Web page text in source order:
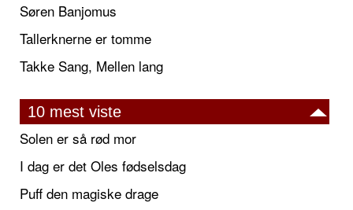
Søren Banjomus
Tallerknerne er tomme
Takke Sang, Mellen lang
10 mest viste
Solen er så rød mor
I dag er det Oles fødselsdag
Puff den magiske drage